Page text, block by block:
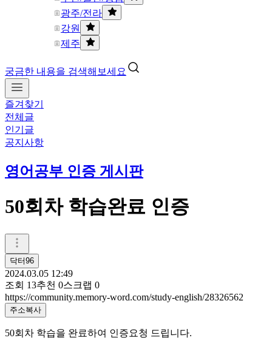
광주/전라
강원
제주
궁금한 내용을 검색해보세요
즐겨찾기
전체글
인기글
공지사항
영어공부 인증 게시판
50회차 학습완료 인증
닥터96
2024.03.05 12:49
조회 13추천 0스크랩 0
https://community.memory-word.com/study-english/28326562
주소복사
50회차 학습을 완료하여 인증요청 드립니다.